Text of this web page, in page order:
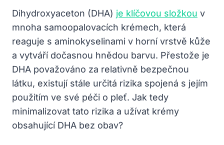
Dihydroxyaceton (DHA) je klíčovou složkou v
mnoha samoopalovacích krémech, která
reaguje s aminokyselinami v horní vrstvě kůže
a vytváří dočasnou hnědou barvu. Přestože je
DHA považováno za relativně bezpečnou
látku, existují stále určitá rizika spojená s jejím
použitím ve své péči o pleť. Jak tedy
minimalizovat tato rizika a užívat krémy
obsahující DHA bez obav?